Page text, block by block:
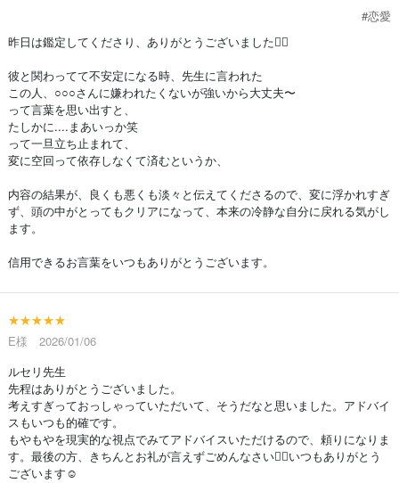
#恋愛
昨日は鑑定してくださり、ありがとうございました🙇‍♀️
彼と関わってて不安定になる時、先生に言われた
この人、○○○さんに嫌われたくないが強いから大丈夫〜
って言葉を思い出すと、
たしかに....まあいっか笑
って一旦立ち止まれて、
変に空回って依存しなくて済むというか、
内容の結果が、良くも悪くも淡々と伝えてくださるので、変に浮かれすぎ
ず、頭の中がとってもクリアになって、本来の冷静な自分に戻れる気がし
ます。
信用できるお言葉をいつもありがとうございます。
★★★★★
E様 2026/01/06
ルセリ先生
先程はありがとうございました。
考えすぎっておっしゃっていただいて、そうだなと思いました。アドバイ
スもいつも的確です。
もやもやを現実的な視点でみてアドバイスいただけるので、頼りになりま
す。最後の方、きちんとお礼が言えずごめんなさい🙇‍♀️いつもありがとう
ございます☺️